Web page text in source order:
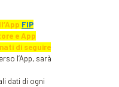
FIP
e App
di seguire
l’App, sarà
dati di ogni